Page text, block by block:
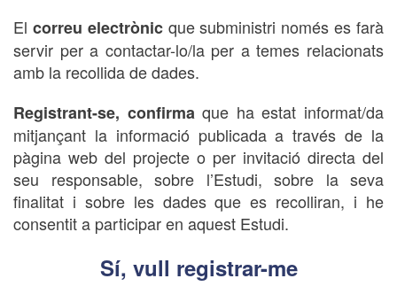
El correu electrònicque subministri només es farà
servir per a contactar-lo/la per a temes relacionats
amb la recollida de dades.
Registrant-se, confirmaque ha estat informat/da
mitjançant la informació publicada a través de la
pàgina web del projecte o per invitació directa del
seu responsable, sobre l’Estudi, sobre la seva
finalitat i sobre les dades que es recolliran, i he
consentit a participar en aquest Estudi.
Sí, vull registrar-me